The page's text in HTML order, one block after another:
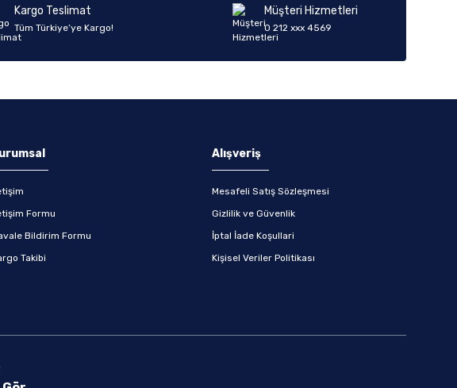
Kargo Teslimat
Tüm Türkiye’ye Kargo!
Müşteri Hizmetleri
0 212 xxx 4569
Formu
Bildirim Formu
Takibi
Alışveriş
Mesafeli Satış Sözleşmesi
Gizlilik ve Güvenlik
İptal İade Koşullari
Kişisel Veriler Politikası